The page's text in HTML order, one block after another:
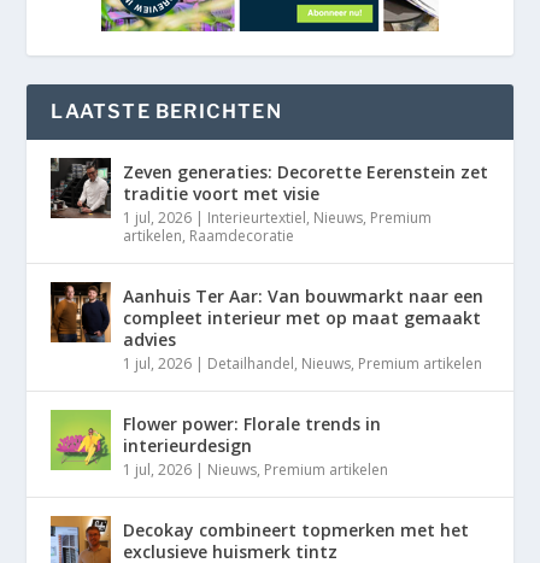
LAATSTE BERICHTEN
Zeven generaties: Decorette Eerenstein zet
traditie voort met visie
1 jul, 2026 | Interieurtextiel, Nieuws, Premium
artikelen, Raamdecoratie
Aanhuis Ter Aar: Van bouwmarkt naar een
compleet interieur met op maat gemaakt
advies
1 jul, 2026 | Detailhandel, Nieuws, Premium artikelen
Flower power: Florale trends in
interieurdesign
1 jul, 2026 | Nieuws, Premium artikelen
Decokay combineert topmerken met het
exclusieve huismerk tintz